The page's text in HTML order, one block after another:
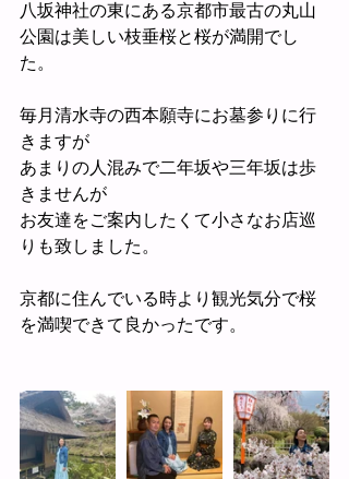
八坂神社の東にある京都市最古の丸山
公園は美しい枝垂桜と桜が満開でし
た。
毎月清水寺の西本願寺にお墓参りに行
きますが
あまりの人混みで二年坂や三年坂は歩
きませんが
お友達をご案内したくて小さなお店巡
りも致しました。
京都に住んでいる時より観光気分で桜
を満喫できて良かったです。